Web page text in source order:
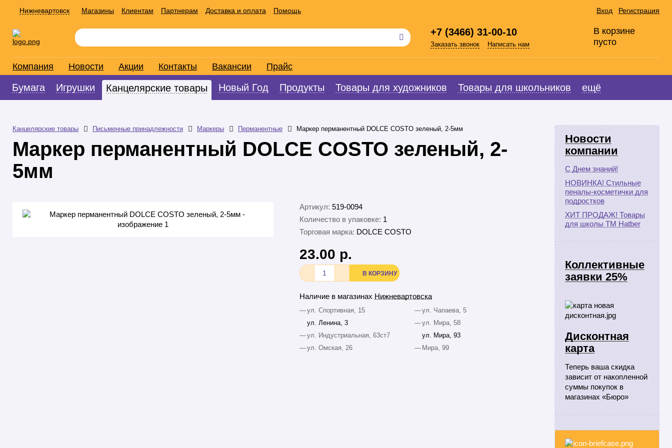
Вход Регистрация
Нижневартовск Магазины Клиентам Партнерам Доставка и оплата Помощь
+7 (3466) 31-00-10
Заказать звонок Написать нам
В корзине
пусто
Компания Новости Акции Контакты Вакансии Прайс
Бумага Игрушки Канцелярские товары Новый Год Продукты Товары для художников Товары для школьников ещё
Новости
компании
С Днем знаний!
НОВИНКА! Стильные
пеналы-косметички для
подростков
ХИТ ПРОДАЖ! Товары
для школы ТМ Hatber
Коллективные
заявки 25%
Дисконтная
карта
Теперь ваша скидка
зависит от накопленной
суммы покупок в
магазинах «Бюро»
Канцелярские товары Письменные принадлежности Маркеры Перманентные Маркер перманентный DOLCE COSTO зеленый, 2-5мм
Маркер перманентный DOLCE COSTO зеленый, 2-
5мм
Артикул: 519-0094
Количество в упаковке: 1
Торговая марка: DOLCE COSTO
23.00 р.
В КОРЗИНУ
Наличие в магазинах Нижневартовска
—ул. Спортивная, 15 —ул. Чапаева, 5
ул. Ленина, 3
—ул. Мира, 58
—ул. Индустриальная, 63ст7
ул. Мира, 93
—ул. Омская, 26 — Мира, 99